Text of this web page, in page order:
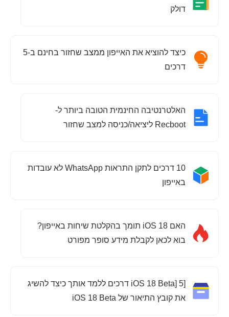
דולק
כיצד להוציא את האייפון ממצב שחזור בחינם ב-5
דרכים
האלטרנטיבה החינמית הטובה ביותר ל-
Recboot ליציאה/כניסה למצב שחזור
10 דרכים לתקן התראות WhatsApp לא עובדות
באייפון
האם iOS 18 תומך בהקלטת שיחות באייפון?
בוא לכאן לקבלת מידע סופר מפורט
[iOS 18 Beta] 5 דרכים ללמד אותך כיצד להשיג
את קובץ התיאור של iOS 18 Beta